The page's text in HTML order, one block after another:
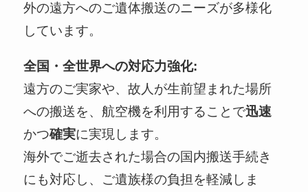
外の遠方へのご遺体搬送のニーズが多様化
しています。
全国・全世界への対応力強化:
遠方のご実家や、故人が生前望まれた場所
への搬送を、航空機を利用することで迅速
かつ確実に実現します。
海外でご逝去された場合の国内搬送手続き
にも対応し、ご遺族様の負担を軽減しま